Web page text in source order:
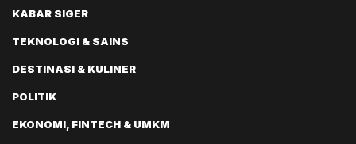
KABAR SIGER
TEKNOLOGI & SAINS
DESTINASI & KULINER
POLITIK
EKONOMI, FINTECH & UMKM